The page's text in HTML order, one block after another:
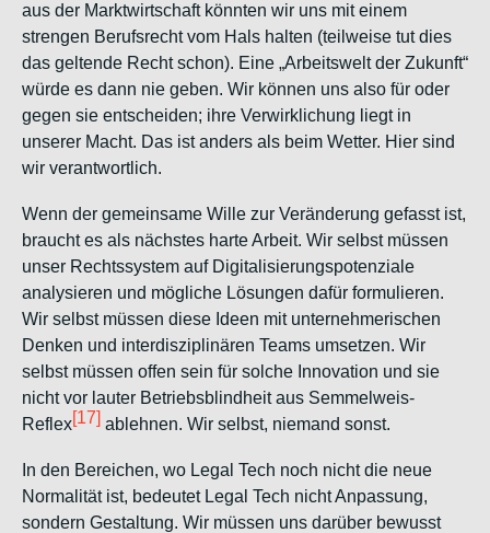
aus der Marktwirtschaft könnten wir uns mit einem
strengen Berufsrecht vom Hals halten (teilweise tut dies
das geltende Recht schon). Eine „Arbeitswelt der Zukunft“
würde es dann nie geben. Wir können uns also für oder
gegen sie entscheiden; ihre Verwirklichung liegt in
unserer Macht. Das ist anders als beim Wetter. Hier sind
wir verantwortlich.
Wenn der gemeinsame Wille zur Veränderung gefasst ist,
braucht es als nächstes harte Arbeit. Wir selbst müssen
unser Rechtssystem auf Digitalisierungspotenziale
analysieren und mögliche Lösungen dafür formulieren.
Wir selbst müssen diese Ideen mit unternehmerischen
Denken und interdisziplinären Teams umsetzen. Wir
selbst müssen offen sein für solche Innovation und sie
nicht vor lauter Betriebsblindheit aus Semmelweis-
Reflex[17] ablehnen. Wir selbst, niemand sonst.
In den Bereichen, wo Legal Tech noch nicht die neue
Normalität ist, bedeutet Legal Tech nichtAnpassung,
sondern Gestaltung. Wir müssen uns darüber bewusst